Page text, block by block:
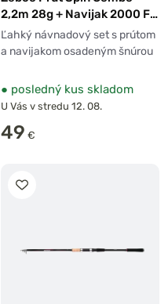
2,2m 28g + Navijak 2000 FD
+ Šnúra 0,14mm
Ľahký návnadový set s prútom
a navijakom osadeným šnúrou
● posledný kus skladom
U Vás v stredu 12. 08.
49 €